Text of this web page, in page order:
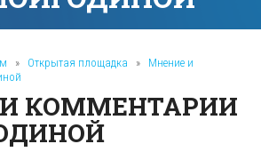
» Открытая площадка »
Мнение и
КОММЕНТАРИИ